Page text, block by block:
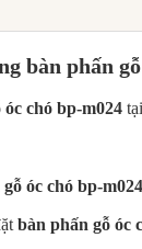
bàn phấn
chó bp-m024
óc chó bp-m024
bàn phấn gỗ óc